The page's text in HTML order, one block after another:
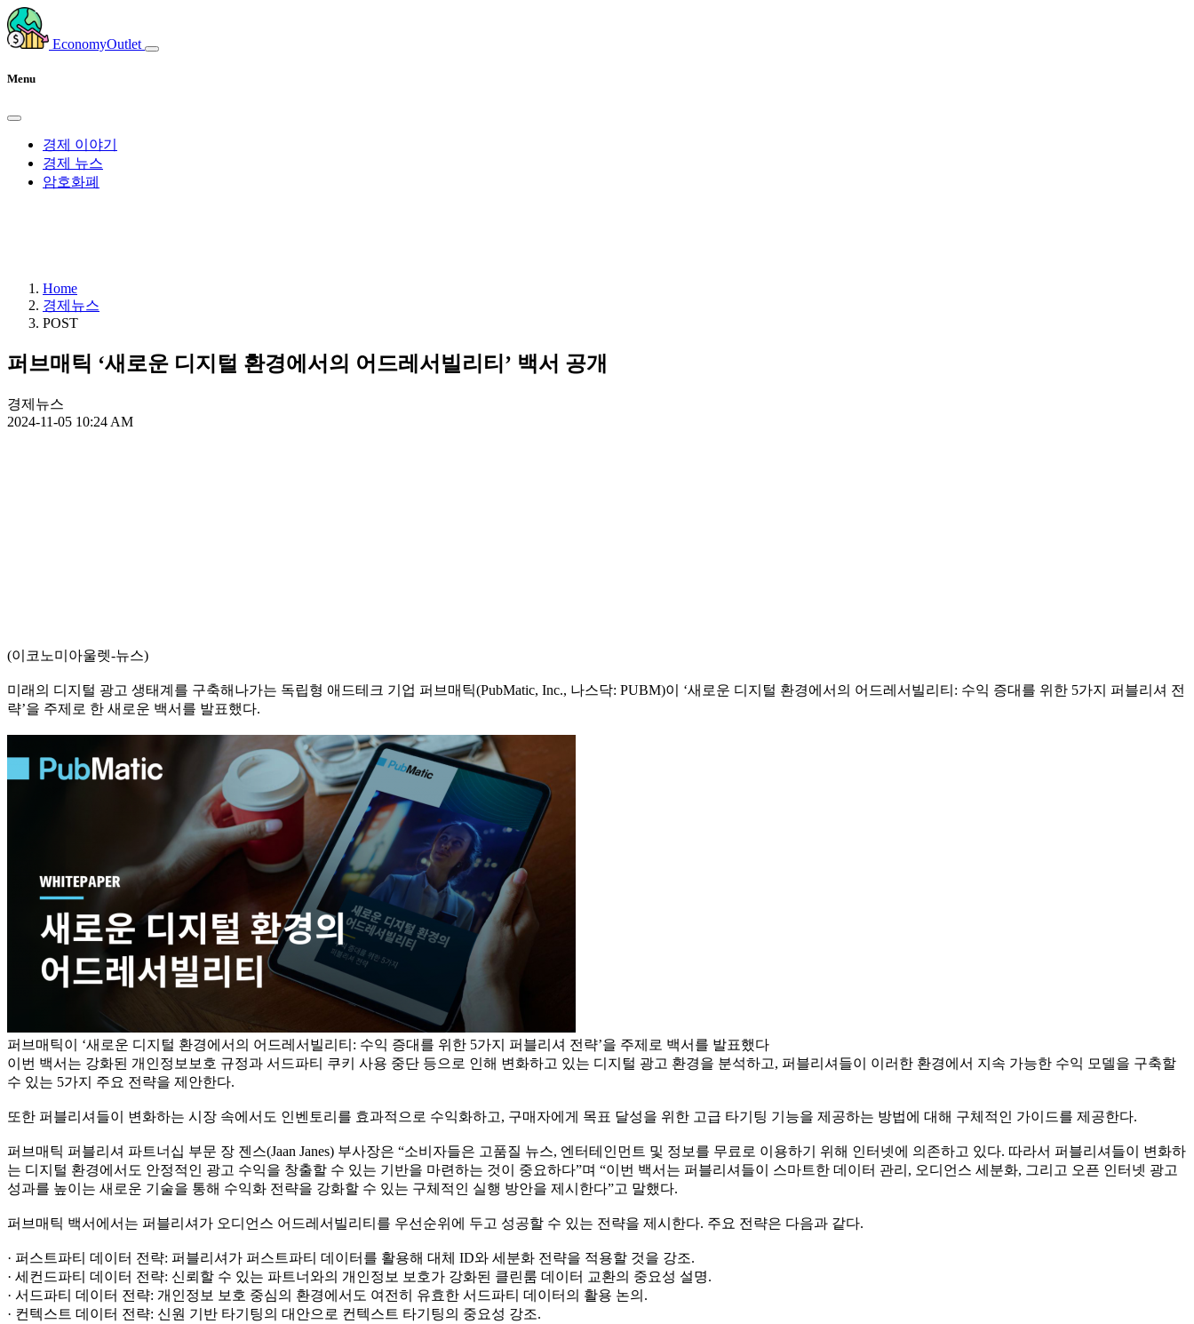
EconomyOutlet
Menu
경제 이야기
경제 뉴스
암호화폐
Home
경제뉴스
POST
퍼브매틱 ‘새로운 디지털 환경에서의 어드레서빌리티’ 백서 공개
경제뉴스
2024-11-05 10:24 AM
(이코노미아울렛-뉴스)
미래의 디지털 광고 생태계를 구축해나가는 독립형 애드테크 기업 퍼브매틱(PubMatic, Inc., 나스닥: PUBM)이 ‘새로운 디지털 환경에서의 어드레서빌리티: 수익 증대를 위한 5가지 퍼블리셔 전
략’을 주제로 한 새로운 백서를 발표했다.
퍼브매틱이 ‘새로운 디지털 환경에서의 어드레서빌리티: 수익 증대를 위한 5가지 퍼블리셔 전략’을 주제로 백서를 발표했다
이번 백서는 강화된 개인정보보호 규정과 서드파티 쿠키 사용 중단 등으로 인해 변화하고 있는 디지털 광고 환경을 분석하고, 퍼블리셔들이 이러한 환경에서 지속 가능한 수익 모델을 구축할
수 있는 5가지 주요 전략을 제안한다.
또한 퍼블리셔들이 변화하는 시장 속에서도 인벤토리를 효과적으로 수익화하고, 구매자에게 목표 달성을 위한 고급 타기팅 기능을 제공하는 방법에 대해 구체적인 가이드를 제공한다.
퍼브매틱 퍼블리셔 파트너십 부문 장 젠스(Jaan Janes) 부사장은 “소비자들은 고품질 뉴스, 엔터테인먼트 및 정보를 무료로 이용하기 위해 인터넷에 의존하고 있다. 따라서 퍼블리셔들이 변화하
는 디지털 환경에서도 안정적인 광고 수익을 창출할 수 있는 기반을 마련하는 것이 중요하다”며 “이번 백서는 퍼블리셔들이 스마트한 데이터 관리, 오디언스 세분화, 그리고 오픈 인터넷 광고
성과를 높이는 새로운 기술을 통해 수익화 전략을 강화할 수 있는 구체적인 실행 방안을 제시한다”고 말했다.
퍼브매틱 백서에서는 퍼블리셔가 오디언스 어드레서빌리티를 우선순위에 두고 성공할 수 있는 전략을 제시한다. 주요 전략은 다음과 같다.
· 퍼스트파티 데이터 전략: 퍼블리셔가 퍼스트파티 데이터를 활용해 대체 ID와 세분화 전략을 적용할 것을 강조.
· 세컨드파티 데이터 전략: 신뢰할 수 있는 파트너와의 개인정보 보호가 강화된 클린룸 데이터 교환의 중요성 설명.
· 서드파티 데이터 전략: 개인정보 보호 중심의 환경에서도 여전히 유효한 서드파티 데이터의 활용 논의.
· 컨텍스트 데이터 전략: 신원 기반 타기팅의 대안으로 컨텍스트 타기팅의 중요성 강조.